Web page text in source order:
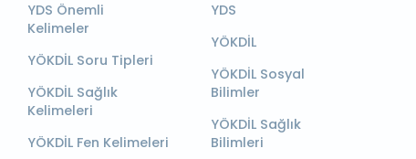
YDS Önemli
Kelimeler
YÖKDİL Soru Tipleri
YÖKDİL Sağlık
Kelimeleri
YÖKDİL Fen Kelimeleri
YDS
YÖKDİL
YÖKDİL Sosyal
Bilimler
YÖKDİL Sağlık
Bilimleri